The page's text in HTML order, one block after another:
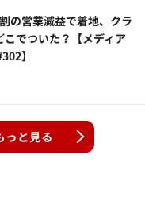
の営業減益で着地、クラ
こでついた？【メディア
】
っと見る